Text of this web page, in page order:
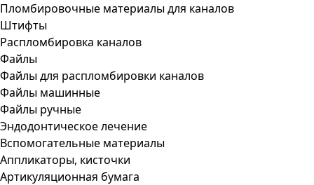
Пломбировочные материалы для каналов
Штифты
Распломбировка каналов
Файлы
Файлы для распломбировки каналов
Файлы машинные
Файлы ручные
Эндодонтическое лечение
Вспомогательные материалы
Аппликаторы, кисточки
Артикуляционная бумага